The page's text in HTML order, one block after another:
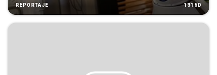
REPORTAJE 1316D